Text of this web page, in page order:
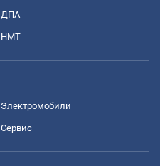
ДПА
НМТ
Электромобили
Сервис